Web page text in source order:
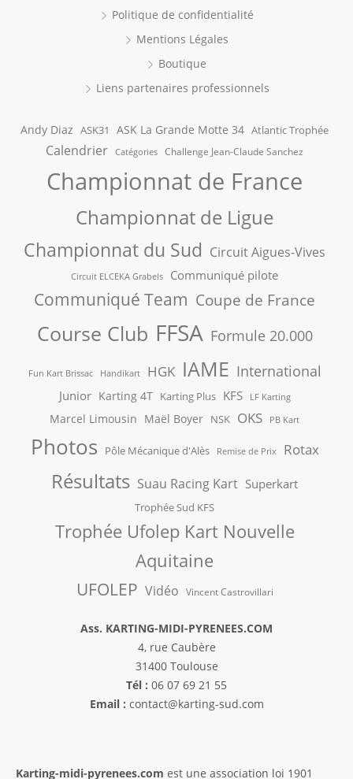
Politique de confidentialité
Mentions Légales
Boutique
Liens partenaires professionnels
Andy Diaz ASK31 ASK La Grande Motte 34 Atlantic Trophée
Calendrier Catégories Challenge Jean-Claude Sanchez
Championnat de France
Championnat de Ligue
Championnat du Sud Circuit Aigues-Vives
Circuit ELCEKA Grabels Communiqué pilote
Communiqué Team Coupe de France
Course Club FFSA Formule 20.000
Fun Kart Brissac Handikart HGK IAME International
Junior Karting 4T Karting Plus KFS LF Karting
Marcel Limousin Maël Boyer NSK OKS PB Kart
Photos Pôle Mécanique d'Alès Remise de Prix Rotax
Résultats Suau Racing Kart Superkart
Trophée Sud KFS
Trophée Ufolep Kart Nouvelle
Aquitaine
UFOLEP Vidéo Vincent Castrovillari
Ass. KARTING-MIDI-PYRENEES.COM
4, rue Caubère
31400 Toulouse
Tél : 06 07 69 21 55
Email : contact@karting-sud.com
Karting-midi-pyrenees.com est une association loi 1901